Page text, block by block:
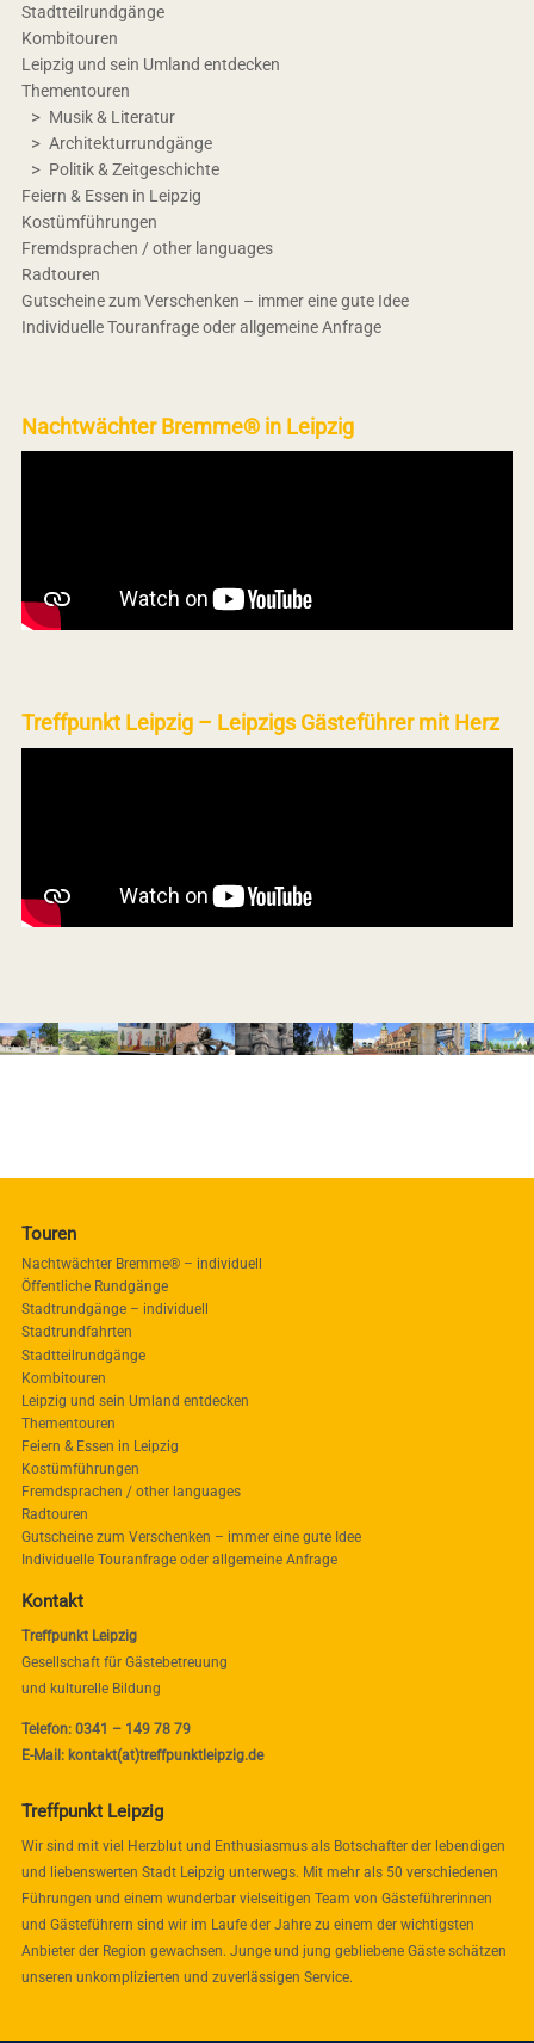
Stadtteilrundgänge
Kombitouren
Leipzig und sein Umland entdecken
Thementouren
Musik & Literatur
Architekturrundgänge
Politik & Zeitgeschichte
Feiern & Essen in Leipzig
Kostümführungen
Fremdsprachen / other languages
Radtouren
Gutscheine zum Verschenken – immer eine gute Idee
Individuelle Touranfrage oder allgemeine Anfrage
Nachtwächter Bremme® in Leipzig
Treffpunkt Leipzig – Leipzigs Gästeführer mit Herz
Touren
Nachtwächter Bremme® – individuell
Öffentliche Rundgänge
Stadtrundgänge – individuell
Stadtrundfahrten
Stadtteilrundgänge
Kombitouren
Leipzig und sein Umland entdecken
Thementouren
Feiern & Essen in Leipzig
Kostümführungen
Fremdsprachen / other languages
Radtouren
Gutscheine zum Verschenken – immer eine gute Idee
Individuelle Touranfrage oder allgemeine Anfrage
Kontakt
Treffpunkt Leipzig
Gesellschaft für Gästebetreuung
und kulturelle Bildung
Telefon: 0341 – 149 78 79
E-Mail: kontakt(at)treffpunktleipzig.de
Treffpunkt Leipzig
Wir sind mit viel Herzblut und Enthusiasmus als Botschafter der lebendigen
und liebenswerten Stadt Leipzig unterwegs. Mit mehr als 50 verschiedenen
Führungen und einem wunderbar vielseitigen Team von Gästeführerinnen
und Gästeführern sind wir im Laufe der Jahre zu einem der wichtigsten
Anbieter der Region gewachsen. Junge und jung gebliebene Gäste schätzen
unseren unkomplizierten und zuverlässigen Service.